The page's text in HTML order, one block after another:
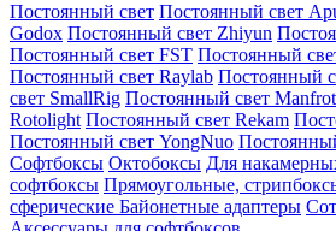
Постоянный свет Постоянный свет
Godox Постоянный свет Zhiyun
Постоянный свет FST Постоянный
Постоянный свет Raylab Постоянный
свет SmallRig Постоянный свет
Rotolight Постоянный свет Rekam
Постоянный свет YongNuo
Софтбоксы Октобоксы Для
софтбоксы Прямоугольные,
сферические Байонетныe адаптеры